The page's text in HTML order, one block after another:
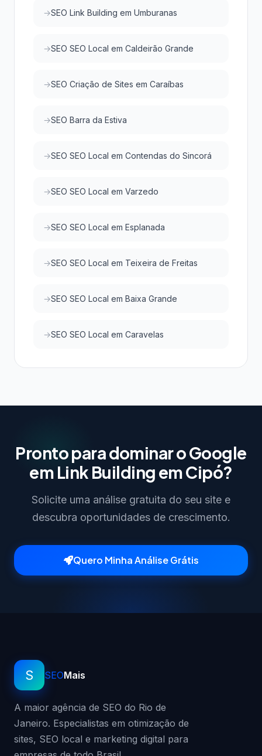
SEO Link Building em Umburanas
SEO SEO Local em Caldeirão Grande
SEO Criação de Sites em Caraíbas
SEO Barra da Estiva
SEO SEO Local em Contendas do Sincorá
SEO SEO Local em Varzedo
SEO SEO Local em Esplanada
SEO SEO Local em Teixeira de Freitas
SEO SEO Local em Baixa Grande
SEO SEO Local em Caravelas
Pronto para dominar o Google
em Link Building em Cipó?
Solicite uma análise gratuita do seu site e
descubra oportunidades de crescimento.
Quero Minha Análise Grátis
S SEOMais
A maior agência de SEO do Rio de
Janeiro. Especialistas em otimização de
sites, SEO local e marketing digital para